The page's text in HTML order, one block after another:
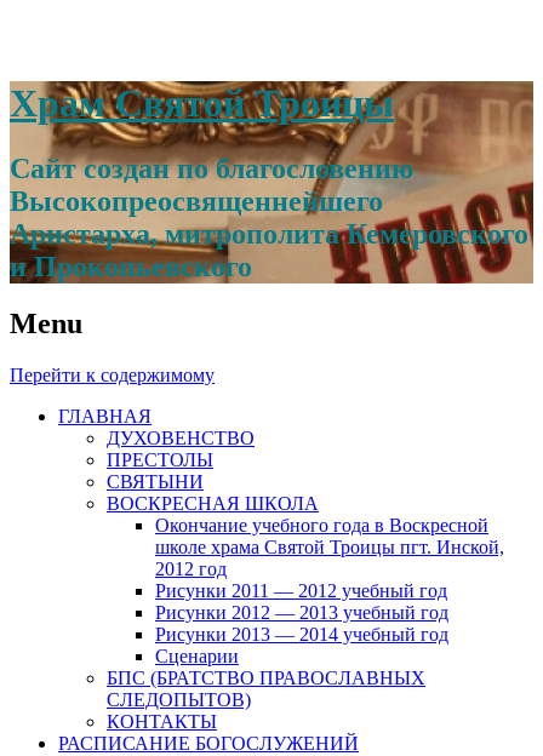
Храм Святой Троицы
Сайт создан по благословению
Высокопреосвященнейшего
Аристарха, митрополита Кемеровского
и Прокопьевского
Menu
Перейти к содержимому
ГЛАВНАЯ
ДУХОВЕНСТВО
ПРЕСТОЛЫ
СВЯТЫНИ
ВОСКРЕСНАЯ ШКОЛА
Окончание учебного года в Воскресной
школе храма Святой Троицы пгт. Инской,
2012 год
Рисунки 2011 — 2012 учебный год
Рисунки 2012 — 2013 учебный год
Рисунки 2013 — 2014 учебный год
Сценарии
БПС (БРАТСТВО ПРАВОСЛАВНЫХ
СЛЕДОПЫТОВ)
КОНТАКТЫ
РАСПИСАНИЕ БОГОСЛУЖЕНИЙ